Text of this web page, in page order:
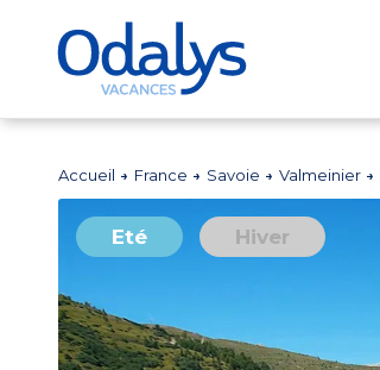
Accueil France Savoie Valmeinier
Eté Hiver